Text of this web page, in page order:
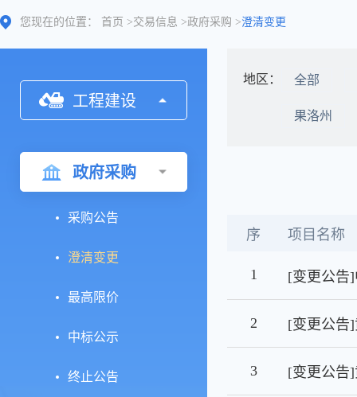
您现在的位置： 首页 >交易信息 >政府采购 >澄清变更
工程建设
政府采购
采购公告
澄清变更
最高限价
中标公示
终止公告
地区： 全部
果洛州
序 项目名称
1
2
3